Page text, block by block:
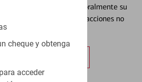
cheque y obtenga
acceder
y desbloquear temporalmente su
ayudar a prevenir transacciones no
más información